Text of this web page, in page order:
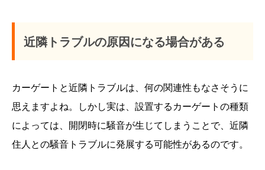
近隣トラブルの原因になる場合がある
カーゲートと近隣トラブルは、何の関連性もなさそうに
思えますよね。しかし実は、設置するカーゲートの種類
によっては、開閉時に騒音が生じてしまうことで、近隣
住人との騒音トラブルに発展する可能性があるのです。